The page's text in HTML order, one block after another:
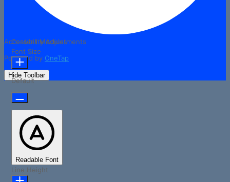
Accessibility Adjustments
Powered by OneTap
Hide Toolbar
Content Modules
Font Size
Default
Readable Font
Line Height